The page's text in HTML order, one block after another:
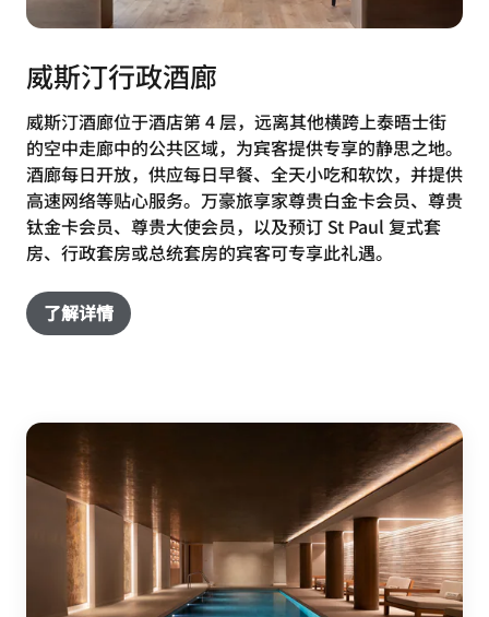
威斯汀行政酒廊
威斯汀酒廊位于酒店第 4 层，远离其他横跨上泰晤士街
的空中走廊中的公共区域，为宾客提供专享的静思之地。
酒廊每日开放，供应每日早餐、全天小吃和软饮，并提供
高速网络等贴心服务。万豪旅享家尊贵白金卡会员、尊贵
钛金卡会员、尊贵大使会员，以及预订 St Paul 复式套
房、行政套房或总统套房的宾客可专享此礼遇。
了解详情